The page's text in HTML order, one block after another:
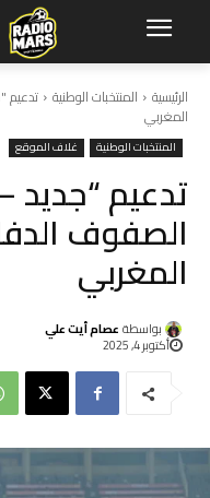
الرئيسية المنتخبات الوطنية تدعيم
المغربي
المنتخبات الوطنية غلاف الموقع
تدعيم
الصفوف
المغربي
بواسطة عصام أيت علي
أكتوبر 4, 2025